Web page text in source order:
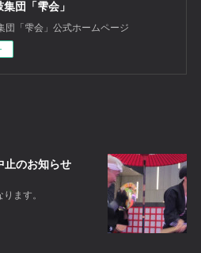
団「雫会」
団「雫会」公式ホームページ
止のお知らせ
ます。